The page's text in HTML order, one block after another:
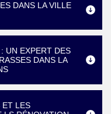
DANS LA VILLE
UN EXPERT DES
DANS LA
ET LES